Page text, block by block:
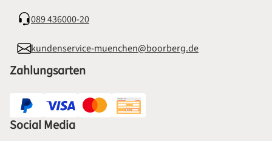
089 436000-20
kundenservice-muenchen@boorberg.de
Zahlungsarten
Social Media